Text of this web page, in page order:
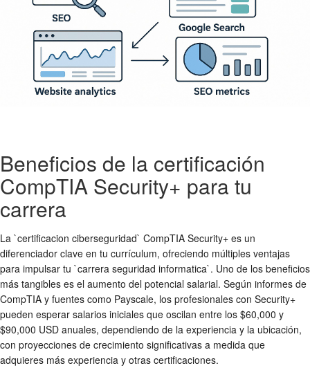
Beneficios de la certificación
CompTIA Security+ para tu
carrera
La `certificacion ciberseguridad` CompTIA Security+ es un
diferenciador clave en tu currículum, ofreciendo múltiples ventajas
para impulsar tu `carrera seguridad informatica`. Uno de los beneficios
más tangibles es el aumento del potencial salarial. Según informes de
CompTIA y fuentes como Payscale, los profesionales con Security+
pueden esperar salarios iniciales que oscilan entre los $60,000 y
$90,000 USD anuales, dependiendo de la experiencia y la ubicación,
con proyecciones de crecimiento significativas a medida que
adquieres más experiencia y otras certificaciones.